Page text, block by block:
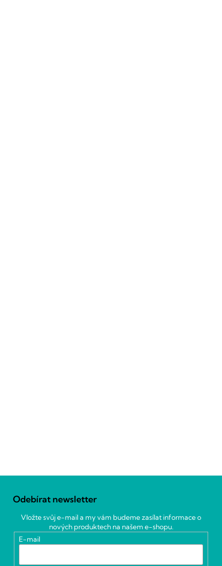
Odebírat newsletter
Vložte svůj e-mail a my vám budeme zasílat informace o
nových produktech na našem e-shopu.
E-mail